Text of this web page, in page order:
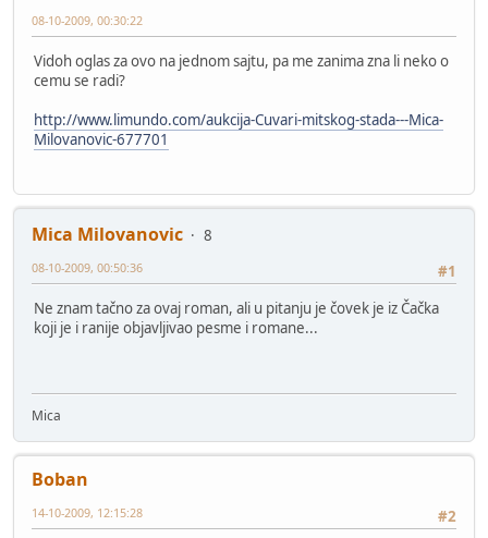
08-10-2009, 00:30:22
Vidoh oglas za ovo na jednom sajtu, pa me zanima zna li neko o
cemu se radi?
http://www.limundo.com/aukcija-Cuvari-mitskog-stada---Mica-
Milovanovic-677701
Mica Milovanovic
8
#1
08-10-2009, 00:50:36
Ne znam tačno za ovaj roman, ali u pitanju je čovek je iz Čačka
koji je i ranije objavljivao pesme i romane...
Mica
Boban
#2
14-10-2009, 12:15:28